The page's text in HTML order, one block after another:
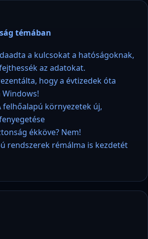
témában
a kulcsokat a hatóságoknak,
az adatokat.
hogy a évtizedek óta
felhőalapú környezetek új,
ékköve? Nem!
rendszerek rémálma is kezdetét